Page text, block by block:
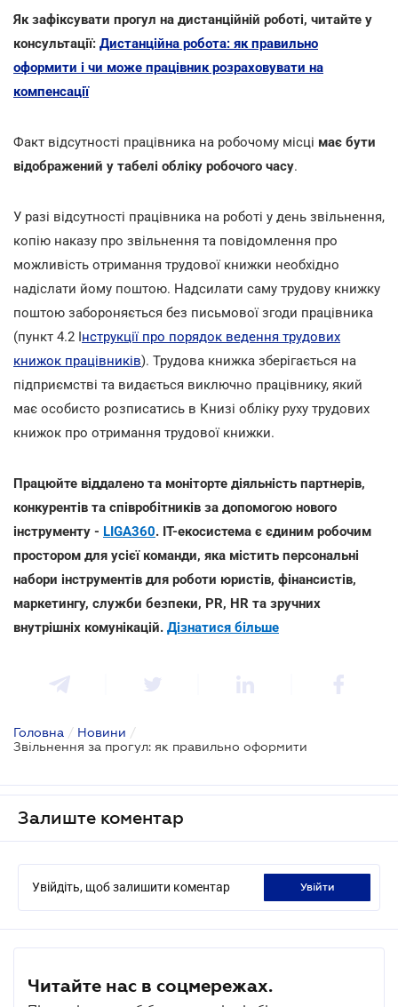
Як зафіксувати прогул на дистанційній роботі, читайте у
консультації: Дистанційна робота: як правильно
оформити і чи може працівник розраховувати на
компенсації
Факт відсутності працівника на робочому місці має бути
відображений у табелі обліку робочого часу.
У разі відсутності працівника на роботі у день звільнення,
копію наказу про звільнення та повідомлення про
можливість отримання трудової книжки необхідно
надіслати йому поштою. Надсилати саму трудову книжку
поштою забороняється без письмової згоди працівника
(пункт 4.2 Інструкції про порядок ведення трудових
книжок працівників). Трудова книжка зберігається на
підприємстві та видається виключно працівнику, який
має особисто розписатись в Книзі обліку руху трудових
книжок про отримання трудової книжки.
Працюйте віддалено та моніторте діяльність партнерів,
конкурентів та співробітників за допомогою нового
інструменту - LIGA360. IT-екосистема є єдиним робочим
простором для усієї команди, яка містить персональні
набори інструментів для роботи юристів, фінансистів,
маркетингу, служби безпеки, PR, HR та зручних
внутрішніх комунікацій. Дізнатися більше
Головна / Новини /
Звільнення за прогул: як правильно оформити
Залиште коментар
Увійдіть, щоб залишити коментар увійти
Читайте нас в соцмережах.